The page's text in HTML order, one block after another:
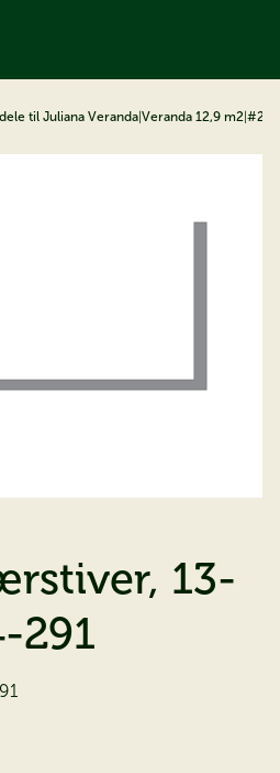
til Juliana Veranda Veranda 12,9 m2 #29-
13-
291